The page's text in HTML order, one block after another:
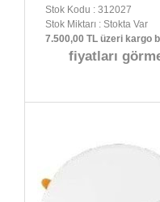
Stok Kodu : 312027
Stok Miktarı : Stokta Var
7.500,00 TL üzeri kargo
fiyatları